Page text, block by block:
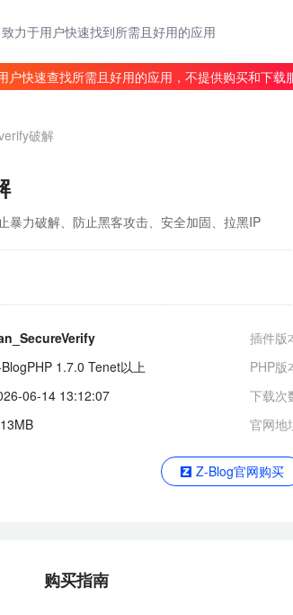
致力于用户快速找到所需且好用的应用
户快速查找所需且好用的应用，不提供购买和下
破解
暴力破解、防止黑客攻击、安全加固、拉黑IP
插件版
1.7.0 Tenet以上 PHP版
06-14 13:12:07 下载次
官网地
Z-Blog官网购买
购买指南